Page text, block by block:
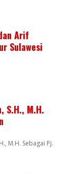
Arif
Sulawesi
S.H., M.H.
M.H. Sebagai Pj.